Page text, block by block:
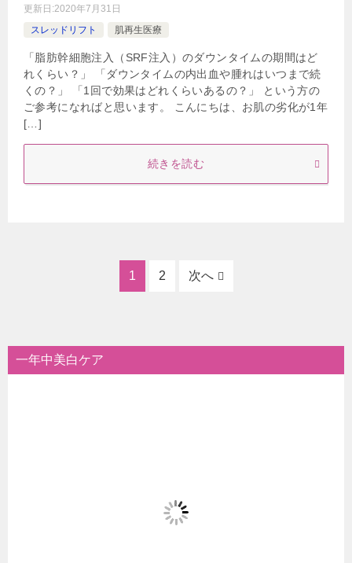
更新日:2020年7月31日
スレッドリフト
肌再生医療
「脂肪幹細胞注入（SRF注入）のダウンタイムの期間はど
れくらい？」 「ダウンタイムの内出血や腫れはいつまで続
くの？」 「1回で効果はどれくらいあるの？」 という方の
ご参考になればと思います。 こんにちは、お肌の劣化が1年
[…]
続きを読む
1 2 次へ
一年中美白ケア